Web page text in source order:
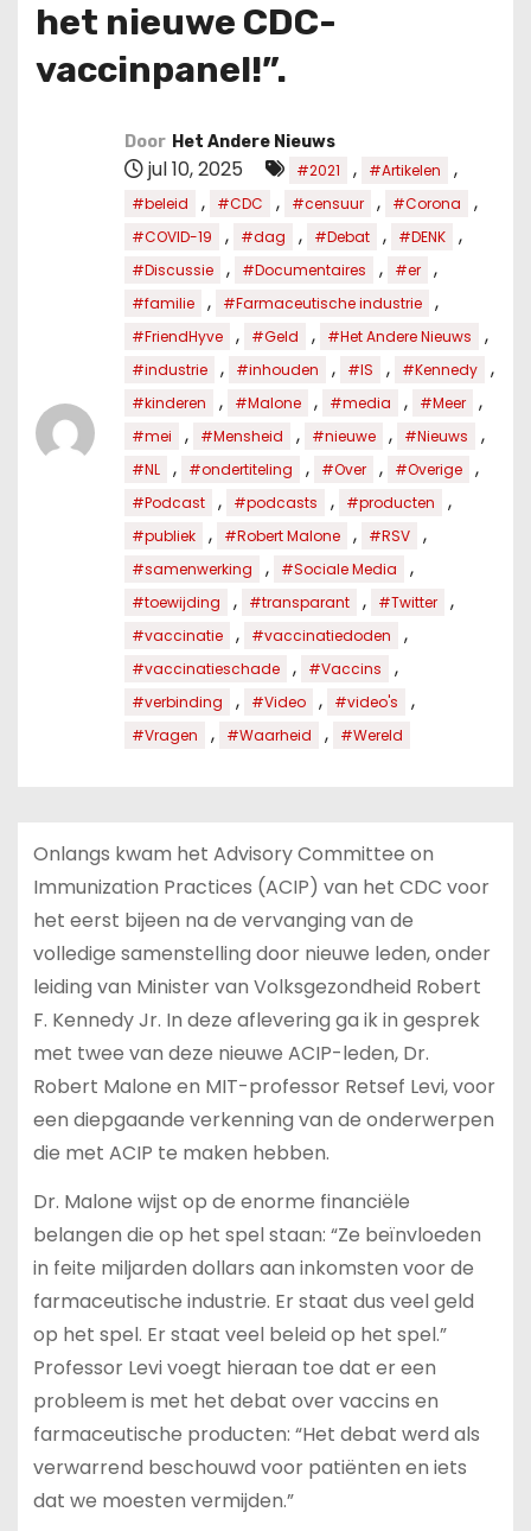
het nieuwe CDC-
vaccinpanel!”.
Door Het Andere Nieuws
jul 10, 2025 #2021 , #Artikelen ,
#beleid , #CDC , #censuur , #Corona ,
#COVID-19 , #dag , #Debat , #DENK ,
#Discussie , #Documentaires , #er ,
#familie , #Farmaceutische industrie ,
#FriendHyve , #Geld , #Het Andere Nieuws ,
#industrie , #inhouden , #IS , #Kennedy ,
#kinderen , #Malone , #media , #Meer ,
#mei , #Mensheid , #nieuwe , #Nieuws ,
#NL , #ondertiteling , #Over , #Overige ,
#Podcast , #podcasts , #producten ,
#publiek , #Robert Malone , #RSV ,
#samenwerking , #Sociale Media ,
#toewijding , #transparant , #Twitter ,
#vaccinatie , #vaccinatiedoden ,
#vaccinatieschade , #Vaccins ,
#verbinding , #Video , #video's ,
#Vragen , #Waarheid , #Wereld
Onlangs kwam het Advisory Committee on
Immunization Practices (ACIP) van het CDC voor
het eerst bijeen na de vervanging van de
volledige samenstelling door nieuwe leden, onder
leiding van Minister van Volksgezondheid Robert
F. Kennedy Jr. In deze aflevering ga ik in gesprek
met twee van deze nieuwe ACIP-leden, Dr.
Robert Malone en MIT-professor Retsef Levi, voor
een diepgaande verkenning van de onderwerpen
die met ACIP te maken hebben.
Dr. Malone wijst op de enorme financiële
belangen die op het spel staan: “Ze beïnvloeden
in feite miljarden dollars aan inkomsten voor de
farmaceutische industrie. Er staat dus veel geld
op het spel. Er staat veel beleid op het spel.”
Professor Levi voegt hieraan toe dat er een
probleem is met het debat over vaccins en
farmaceutische producten: “Het debat werd als
verwarrend beschouwd voor patiënten en iets
dat we moesten vermijden.”